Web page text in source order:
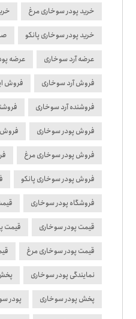
خرید پودر سوخاری مرغ
خرید پودر سوخاری پانکو
عرضه آرد سوخاری عرضه
فروش آرد سوخاری فروش
فروشنده آرد سوخاری
فروش پودر سوخاری فروش
فروش پودر سوخاری مرغ
فروش پودر سوخاری پانکو
فروشگاه پودر سوخاری
قیمت پودر سوخاری قیمت
قیمت پودر سوخاری مرغ
نمایندگی پودر سوخاری
پخش پودر سوخاری پودر